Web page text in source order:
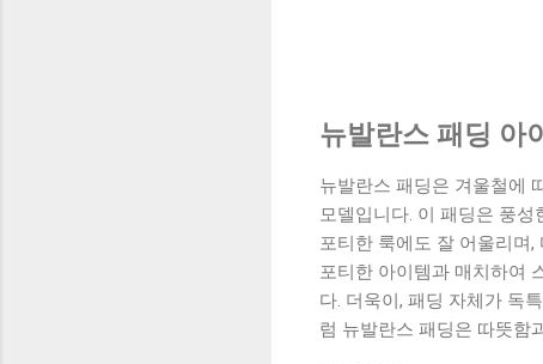
뉴발란스 패딩 아
뉴발란스 패딩은 겨울철에
모델입니다. 이 패딩은 풍
포티한 룩에도 잘 어울리며
포티한 아이템과 매치하여
다. 더욱이, 패딩 자체가 독
럼 뉴발란스 패딩은 따뜻함